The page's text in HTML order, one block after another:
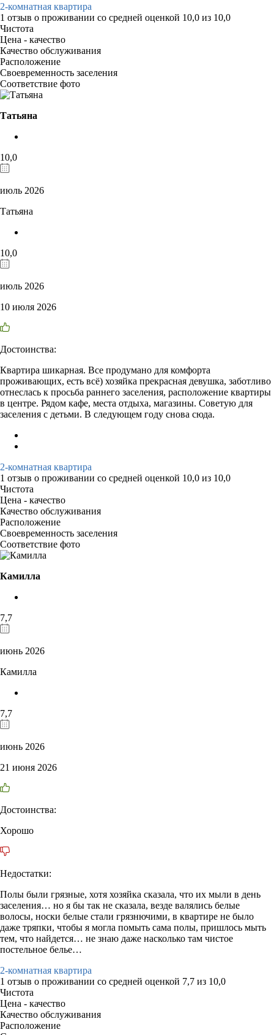
2-комнатная квартира
1 отзыв о проживании со средней оценкой 10,0 из 10,0
Чистота
Цена - качество
Качество обслуживания
Расположение
Своевременность заселения
Соответствие фото
Татьяна
10,0
июль 2026
Татьяна
10,0
июль 2026
10 июля 2026
Достоинства:
Квартира шикарная. Все продумано для комфорта
проживающих, есть всё) хозяйка прекрасная девушка, заботливо
отнеслась к просьба раннего заселения, расположение квартиры
в центре. Рядом кафе, места отдыха, магазины. Советую для
заселения с детьми. В следующем году снова сюда.
2-комнатная квартира
1 отзыв о проживании со средней оценкой 10,0 из 10,0
Чистота
Цена - качество
Качество обслуживания
Расположение
Своевременность заселения
Соответствие фото
Камилла
7,7
июнь 2026
Камилла
7,7
июнь 2026
21 июня 2026
Достоинства:
Хорошо
Недостатки:
Полы были грязные, хотя хозяйка сказала, что их мыли в день
заселения… но я бы так не сказала, везде валялись белые
волосы, носки белые стали грязнючими, в квартире не было
даже тряпки, чтобы я могла помыть сама полы, пришлось мыть
тем, что найдется… не знаю даже насколько там чистое
постельное белье…
2-комнатная квартира
1 отзыв о проживании со средней оценкой 7,7 из 10,0
Чистота
Цена - качество
Качество обслуживания
Расположение